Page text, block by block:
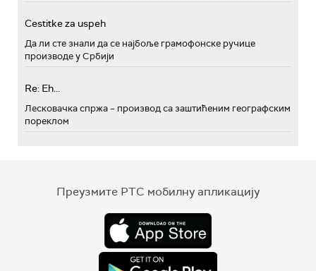
Cestitke za uspeh
Да ли сте знали да се најбоље грамофонске ручице
производе у Србији
Re: Eh...
Лесковачка спржа – производ са заштићеним географским
пореклом
Преузмите РТС мобилну апликацију